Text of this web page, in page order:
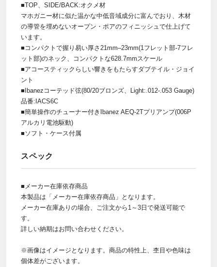
■TOP、SIDE/BACK:オクメ材
マホガニー材に似た温かな中低音域成分に富んでおり、木材
の導管を埋めないオープン・ポアのフィニッシュで仕上げて
います。
■コンパクトで握り易い厚さ21mm–23mm(1フレット部‐7フレ
ット部)のネック、コンパクトな628.7mmスケール
■アコースティックらしい響きをもたらすダブテイル・ジョイ
ント
■Ibanezコーテッド弦(80/20ブロンズ、Light:.012-.053 Gauge)
品番:IACS6C
■簡単操作のチューナー付きIbanez AEQ-2Tプリアンプ(006P
アルカリ電池駆動)
■ソフト・ケース付属
スペック
■メーカー在庫依存商品
本製品は「メーカー在庫依存商品」となります。
メーカー在庫ありの場合、ご注文から1～3日で発送可能で
す。
詳しい納期はお問い合わせください。
※画像はイメージとなります。商品の特性上、杢目や色味は
個体差がございます。